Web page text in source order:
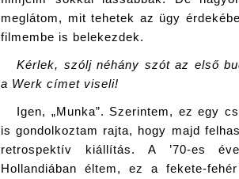
meglátom, mit tehetek az ügy
filmembe is belekezdek.
Kérlek, szólj néhány szót az első
a Werk címet viseli!
Igen, „Munka”. Szerintem, ez egy
is gondolkoztam rajta, hogy majd
retrospektív kiállítás. A ’70-es
Hollandiában éltem, ez a fekete-